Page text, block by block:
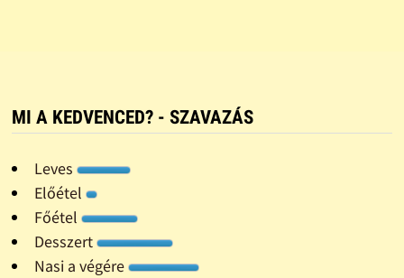
MI A KEDVENCED? - SZAVAZÁS
Leves
Előétel
Főétel
Desszert
Nasi a végére